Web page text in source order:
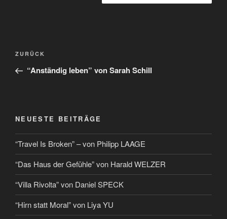
ZURÜCK
“Anständig leben” von Sarah Schill
NEUESTE BEITRÄGE
“Travel Is Broken” – von Philipp LAAGE
“Das Haus der Gefühle” von Harald WELZER
“Villa Rivolta” von Daniel SPECK
“Hirn statt Moral” von Liya YU